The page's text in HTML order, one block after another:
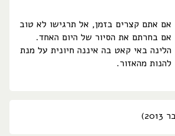
אם אתם קצרים בזמן, אל תרגישו לא טוב
אם בחרתם את הסיור של היום האחד.
הלינה באי קאט בה איננה חיונית על מנת
להנות מהאזור.